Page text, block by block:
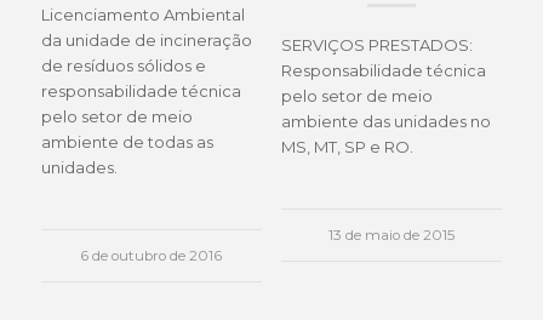
Licenciamento Ambiental
da unidade de incineração
de resíduos sólidos e
responsabilidade técnica
pelo setor de meio
ambiente de todas as
unidades.
6 de outubro de 2016
SERVIÇOS PRESTADOS:
Responsabilidade técnica
pelo setor de meio
ambiente das unidades no
MS, MT, SP e RO.
13 de maio de 2015